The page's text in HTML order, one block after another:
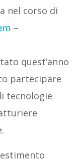
nel corso di
–
quest’anno
partecipare
tecnologie